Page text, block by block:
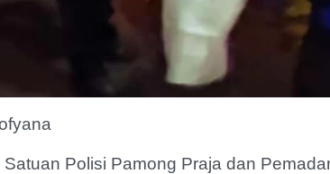
Polisi Pamong Praja dan